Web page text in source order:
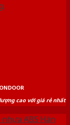
cao với giá rẻ nhất
nhựa ABS Hàn